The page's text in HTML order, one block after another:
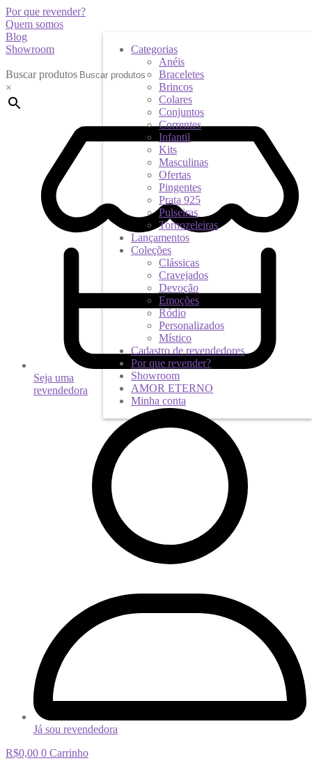
Por que revender?
Quem somos
Blog
Showroom
Buscar produtos
×
Seja uma
revendedora
Já sou revendedora
R$0,00 0 Carrinho
Categorias
Anéis
Braceletes
Brincos
Colares
Conjuntos
Correntes
Infantil
Kits
Masculinas
Ofertas
Pingentes
Prata 925
Pulseiras
Tornozeleiras
Lançamentos
Coleções
Clássicas
Cravejados
Devoção
Emoções
Ródio
Personalizados
Místico
Cadastro de revendedores
Por que revender?
Showroom
AMOR ETERNO
Minha conta